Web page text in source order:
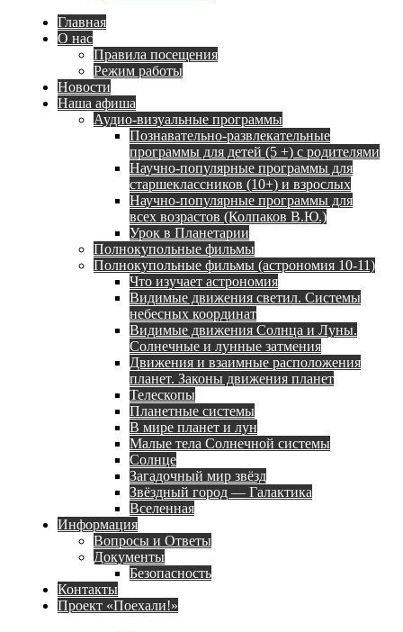
Главная
О нас
Правила посещения
Режим работы
Новости
Наша афиша
Аудио-визуальные программы
Познавательно-развлекательные
программы для детей (5 +) с родителями
Научно-популярные программы для
старшеклассников (10+) и взрослых
Научно-популярные программы для
всех возрастов (Колпаков В.Ю.)
Урок в Планетарии
Полнокупольные фильмы
Полнокупольные фильмы (астрономия 10-11)
Что изучает астрономия
Видимые движения светил. Системы
небесных координат
Видимые движения Солнца и Луны.
Солнечные и лунные затмения
Движения и взаимные расположения
планет. Законы движения планет
Телескопы
Планетные системы
В мире планет и лун
Малые тела Солнечной системы
Солнце
Загадочный мир звёзд
Звёздный город — Галактика
Вселенная
Информация
Вопросы и Ответы
Документы
Безопасность
Контакты
Проект «Поехали!»